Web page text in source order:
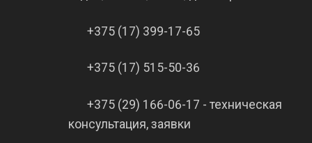
+375 (17) 399-17-65
+375 (17) 515-50-36
+375 (29) 166-06-17 - техническая
консультация, заявки